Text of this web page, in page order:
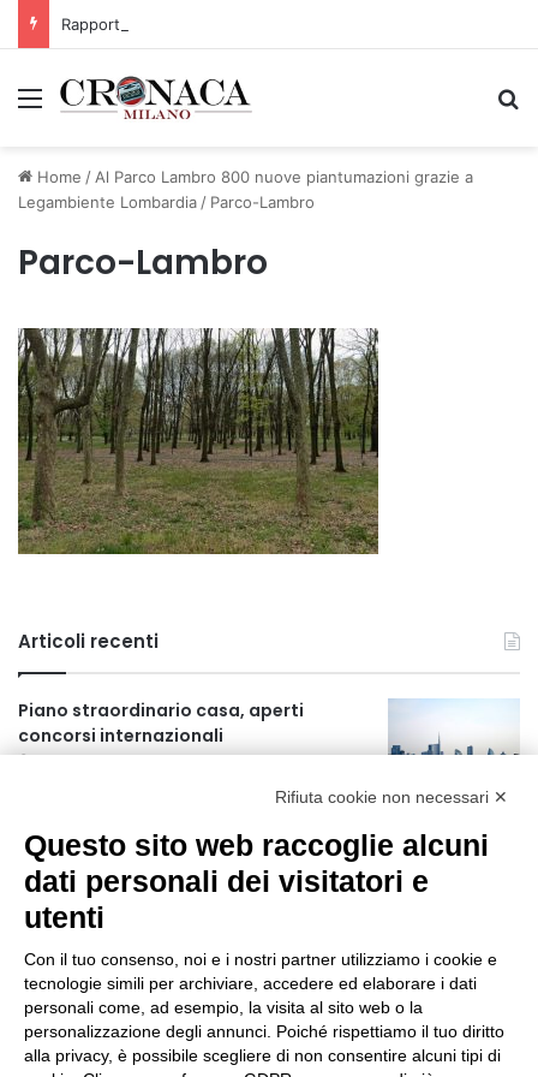
Rapporto OsMed 2025 sull’uso dei farmaci in Italia
Menu
Home / Al Parco Lambro 800 nuove piantumazioni grazie a
Legambiente Lombardia / Parco-Lambro
Parco-Lambro
Articoli recenti
Piano straordinario casa, aperti
concorsi internazionali
farmaci in Italia
20 ore fa
Un nuovo modello di IA stima il volume
dei ghiacciai del pianeta
21 ore fa
Manutenzione strade, nel biennio
2026-27 investiti 56 milioni
Rifiuta cookie non necessari ✕
Questo sito web raccoglie alcuni
dati personali dei visitatori e
utenti
Con il tuo consenso, noi e i nostri partner utilizziamo i cookie e
tecnologie simili per archiviare, accedere ed elaborare i dati
personali come, ad esempio, la visita al sito web o la
personalizzazione degli annunci. Poiché rispettiamo il tuo diritto
alla privacy, è possibile scegliere di non consentire alcuni tipi di